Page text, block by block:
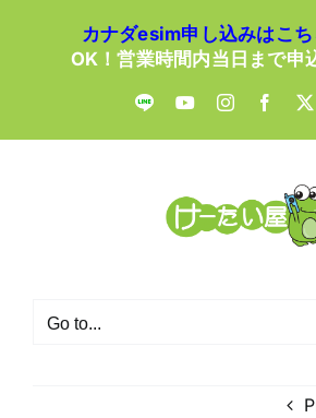
カナダesim申し込みはこち
OK！営業時間内当日まで申
LINE YouTubeInstagram
Go to...